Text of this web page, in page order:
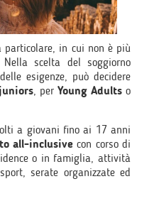
particolare, in cui non è più
scelta del soggiorno
esigenze, può decidere
, per Young Adultso
a giovani fino ai 17 anni
all-inclusivecon corso di
o in famiglia, attività
serate organizzate ed